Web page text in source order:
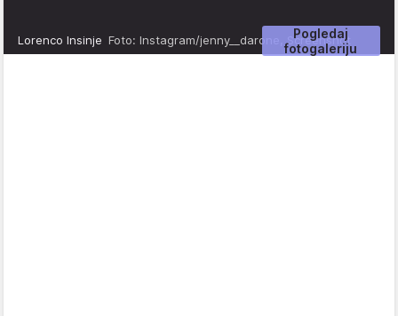
Pogledaj
fotogaleriju
Lorenco Insinje Foto: Instagram/jenny__darone, Screenshot